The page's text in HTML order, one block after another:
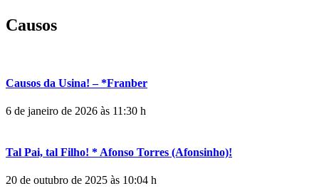
Causos
Causos da Usina! – *Franber
6 de janeiro de 2026 às 11:30 h
Tal Pai, tal Filho! * Afonso Torres (Afonsinho)!
20 de outubro de 2025 às 10:04 h